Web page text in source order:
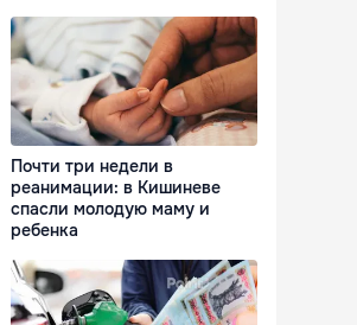
Почти три недели в
реанимации: в Кишиневе
спасли молодую маму и
ребенка